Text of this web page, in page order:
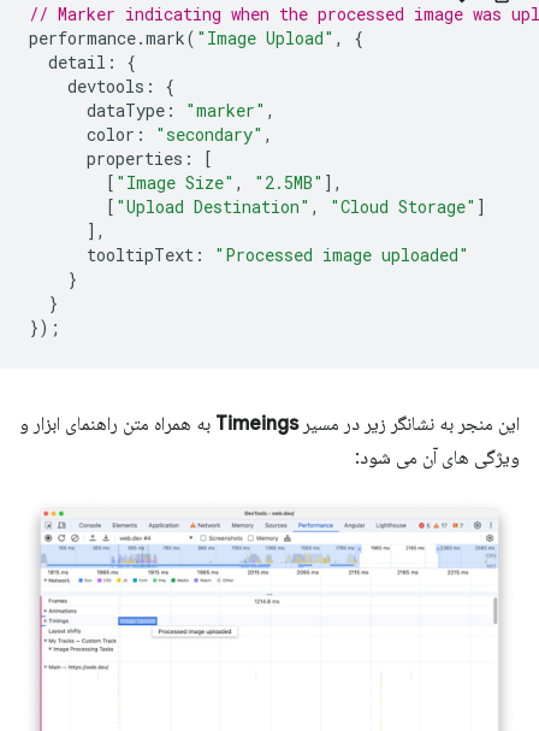
// Marker indicating when the processed image was
performance.mark( "Image Upload" ,
{
detail :
{
devtools :
{
dataType : "marker" ,
color : "secondary" ,
properties :
[
[ "Image Size" , "2.5MB" ],
[ "Upload Destination" , "Cloud Storage" ]
],
tooltipText :
"Processed image uploaded"
}
}
});
این منجر به نشانگر زیر در مسیرTimeings به همراه متن راهنمای ابزار و
ویژگی های آن می شود: